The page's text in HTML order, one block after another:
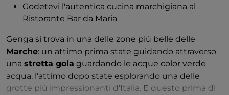
Godetevi l'autentica cucina marchigiana al
Ristorante Bar da Maria
Genga si trova in una delle zone più belle delle
Marche: un attimo prima state guidando attraverso
una stretta gola guardando le acque color verde
acqua, l'attimo dopo state esplorando una delle
grotte più impressionanti d'Italia. E questo prima di